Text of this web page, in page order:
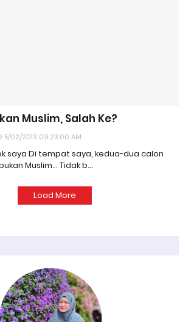
Muslim, Salah Ke?
5/02/2013 09:23:00 AM
saya Di tempat saya, kedua-dua calon
Muslim... Tidak b…
Load More